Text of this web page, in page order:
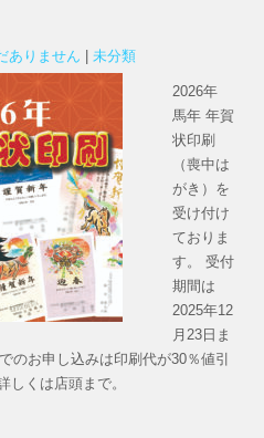
ありません 未分類
2026年
馬年 年賀
状印刷
（喪中は
がき）を
受け付け
ておりま
す。 受付
期間は
2025年12
月23日ま
のお申し込みは印刷代が30％値引
しくは店頭まで。